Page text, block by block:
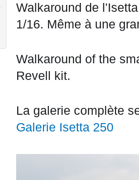
Walkaround de
1/16. Même à une
Walkaround of the
Revell kit.
La galerie complète
Galerie Isetta 250